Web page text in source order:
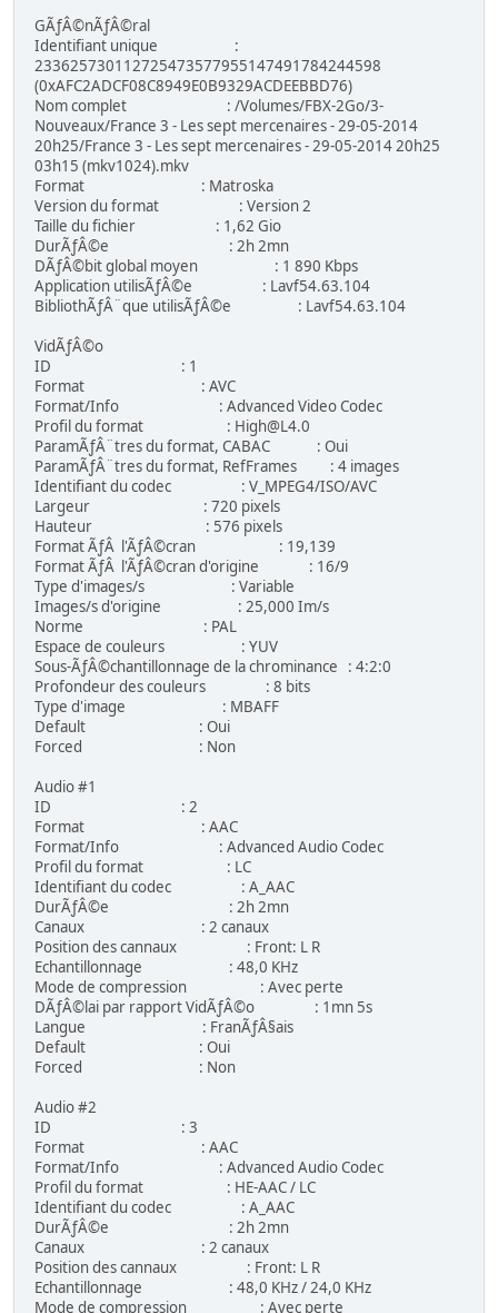
GÃƒÂ©nÃƒÂ©ral
Identifiant unique :
233625730112725473577955147491784244598
(0xAFC2ADCF08C8949E0B9329ACDEEBBD76)
Nom complet : /Volumes/FBX-2Go/3-
Nouveaux/France 3 - Les sept mercenaires - 29-05-2014
20h25/France 3 - Les sept mercenaires - 29-05-2014 20h25
03h15 (mkv1024).mkv
Format : Matroska
Version du format : Version 2
Taille du fichier : 1,62 Gio
DurÃƒÂ©e : 2h 2mn
DÃƒÂ©bit global moyen : 1 890 Kbps
Application utilisÃƒÂ©e : Lavf54.63.104
BibliothÃƒÂ¨que utilisÃƒÂ©e : Lavf54.63.104
VidÃƒÂ©o
ID : 1
Format : AVC
Format/Info : Advanced Video Codec
Profil du format : High@L4.0
ParamÃƒÂ¨tres du format, CABAC : Oui
ParamÃƒÂ¨tres du format, RefFrames : 4 images
Identifiant du codec : V_MPEG4/ISO/AVC
Largeur : 720 pixels
Hauteur : 576 pixels
Format ÃƒÂ l'ÃƒÂ©cran : 19,139
Format ÃƒÂ l'ÃƒÂ©cran d'origine : 16/9
Type d'images/s : Variable
Images/s d'origine : 25,000 Im/s
Norme : PAL
Espace de couleurs : YUV
Sous-ÃƒÂ©chantillonnage de la chrominance : 4:2:0
Profondeur des couleurs : 8 bits
Type d'image : MBAFF
Default : Oui
Forced : Non
Audio #1
ID : 2
Format : AAC
Format/Info : Advanced Audio Codec
Profil du format : LC
Identifiant du codec : A_AAC
DurÃƒÂ©e : 2h 2mn
Canaux : 2 canaux
Position des cannaux : Front: L R
Echantillonnage : 48,0 KHz
Mode de compression : Avec perte
DÃƒÂ©lai par rapport VidÃƒÂ©o : 1mn 5s
Langue : FranÃƒÂ§ais
Default : Oui
Forced : Non
Audio #2
ID : 3
Format : AAC
Format/Info : Advanced Audio Codec
Profil du format : HE-AAC / LC
Identifiant du codec : A_AAC
DurÃƒÂ©e : 2h 2mn
Canaux : 2 canaux
Position des cannaux : Front: L R
Echantillonnage : 48,0 KHz / 24,0 KHz
Mode de compression : Avec perte